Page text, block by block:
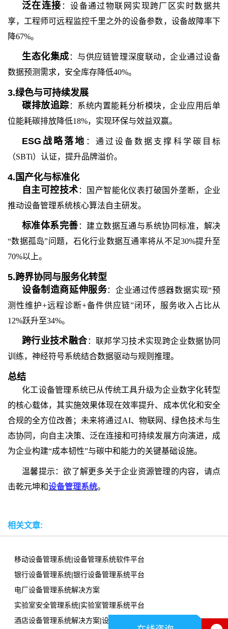
泛在连接 ：设备通过物联网实现跨厂区实时数据共
享，工程师可远程监控千里之外的设备参数， 设备故障率下
降67%。
生态化集成 ：与供应链管理深度联动，企业通过设备
数据预测需求，安全库存降低40%。
3.绿色与可持续发展
碳排放追踪：系统内置能耗分析模块，企业应用后单
位能耗碳排放降低18%，实现环保与效益双赢。
ESG战略落地 ：通过设备数据支撑科学碳目标
（SBTi）认证，提升品牌溢价。
4. 国产化与标准化
自主可控技术 ：国产智能化仪表打破国外垄断，企业
推动设备管理系统核心算法自主研发。
标准体系完善 ：建立数据互通与系统协同标准，解决
“数据孤岛”问题，石化行业数据互通率将从不足30%提升至
70%以上。
5.跨界协同与服务化转型
设备制造商延伸服务：企业通过传感器数据实现“预
测性维护+远程诊断+备件供应链”闭环，服务收入占比从
12%跃升至34%。
跨行业技术融合：联邦学习技术实现跨企业数据协同
训练，神经符号系统结合数据驱动与规则推理。
总结
化工设备管理系统已从传统工具升级为企业数字化转型
的核心载体，其实施效果体现在效率提升、成本优化和安全
合规的全方位改善；未来将通过AI、物联网、绿色技术与生
态协同，向自主决策、泛在连接和可持续发展方向演进，成
为企业构建“成本韧性”与碳中和能力的关键基础设施。
温馨提示：欲了解更多关于企业资源管理的内容，请点
击乾元坤和设备管理系统。
相关文章:
移动设备管理系统|设备管理系统软件平台
银行设备管理系统|银行设备管理系统平台
电厂设备管理系统解决方案
实验室安全管理系统|实验室管理系统平台
酒店设备管理系统解决方案|设备管理系统软件平台